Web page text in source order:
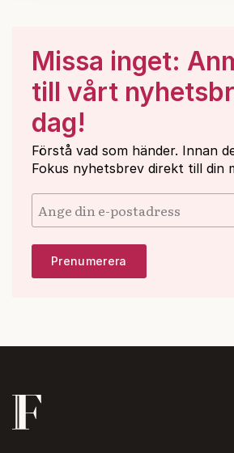
Missa inget:
till vårt
dag!
Förstå vad som händer. Innan
Fokus nyhetsbrev direkt till din